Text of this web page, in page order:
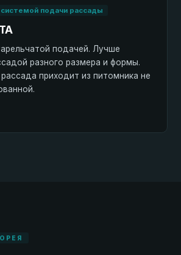
подачи рассады
подачей. Лучше
разного размера и формы.
приходит из питомника не